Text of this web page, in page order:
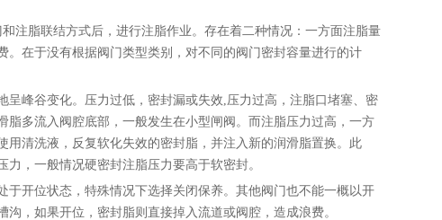
注脂联结方式后，进行注脂作业。存在着二种情况：一方面注脂量
在于没有根据阀门类型类别，对不同的阀门密封容量进行的计
峰谷变化。压力过低，密封漏或失效,压力过高，注脂口堵塞、密
多流入阀腔底部，一般发生在小型闸阀。而注脂压力过高，一方
清洗液，反复软化失效的密封脂，并注入新的润滑脂置换。此
，一般情况硬密封注脂压力要高于软密封。
开位状态，特殊情况下选择关闭保养。其他阀门也不能一概以开
，如果开位，密封脂则直接掉入流道或阀腔，造成浪费。